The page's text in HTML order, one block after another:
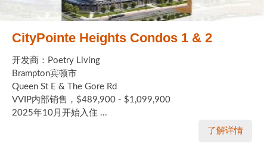
CityPointe Heights Condos 1 & 2
开发商：Poetry Living
Brampton宾顿市
Queen St E & The Gore Rd
VVIP内部销售，$489,900 - $1,099,900
2025年10月开始入住 ...
了解详情